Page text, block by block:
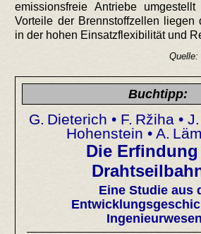
emissionsfreie Antriebe
Vorteile der Brennstoffzellen liegen
in der hohen Einsatzflexibilität und
Quelle:
Buchtipp:
G. Dieterich • F. Ržiha •
Hohenstein • A.
Die
Eine Studie aus